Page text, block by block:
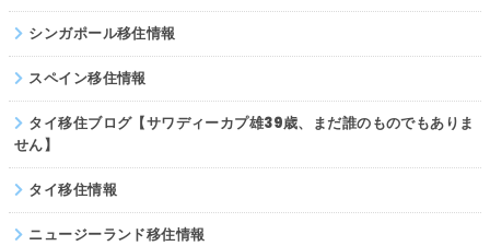
シンガポール移住情報
スペイン移住情報
タイ移住ブログ【サワディーカプ雄39歳、まだ誰のものでもありま
せん】
タイ移住情報
ニュージーランド移住情報